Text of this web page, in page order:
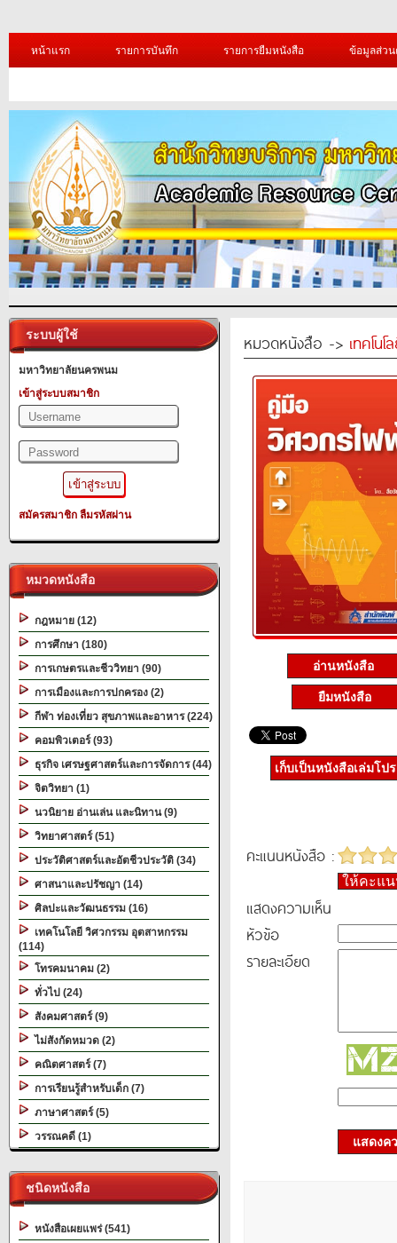
หน้าแรก รายการบันทึก รายการยืมหนังสือ ข้อมูลส่ว
ระบบผู้ใช้
มหาวิทยาลัยนครพนม
เข้าสู่ระบบสมาชิก
สมัครสมาชิก ลืมรหัสผ่าน
หมวดหนังสือ
กฎหมาย (12)
การศึกษา (180)
การเกษตรและชีววิทยา (90)
การเมืองและการปกครอง (2)
กีฬา ท่องเที่ยว สุขภาพและอาหาร (224)
คอมพิวเตอร์ (93)
ธุรกิจ เศรษฐศาสตร์และการจัดการ (44)
จิตวิทยา (1)
นวนิยาย อ่านเล่น และนิทาน (9)
วิทยาศาสตร์ (51)
ประวัติศาสตร์และอัตชีวประวัติ (34)
ศาสนาและปรัชญา (14)
ศิลปะและวัฒนธรรม (16)
เทคโนโลยี วิศวกรรม อุตสาหกรรม
(114)
โทรคมนาคม (2)
ทั่วไป (24)
สังคมศาสตร์ (9)
ไม่สังกัดหมวด (2)
คณิตศาสตร์ (7)
การเรียนรู้สำหรับเด็ก (7)
ภาษาศาสตร์ (5)
วรรณคดี (1)
ชนิดหนังสือ
หนังสือเผยแพร่ (541)
หมวดหนังสือ -> เทคโน
อ่านหนังสือ
ยืมหนังสือ
เก็บเป็นหนังสือเล่มโป
คะแนนหนังสือ :
ให้คะแ
แสดงความเห็น
หัวข้อ
รายละเอียด
แสดงค